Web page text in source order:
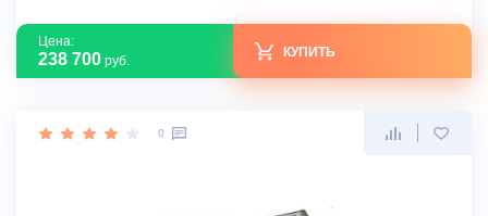
Цена:
238 700 руб.
КУПИТЬ
0